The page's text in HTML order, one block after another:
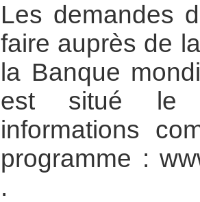
Les demandes
faire auprès de
la Banque
est situé le
informations
programme :
.